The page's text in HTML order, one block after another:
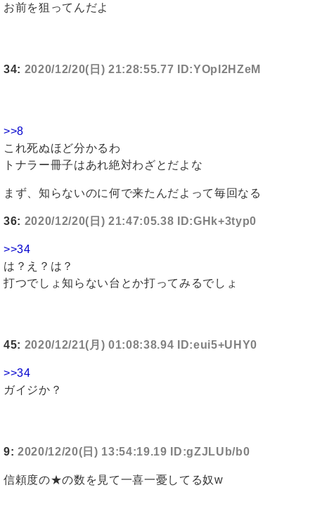
お前を狙ってんだよ
34: 2020/12/20(日) 21:28:55.77 ID:YOpI2HZeM
>>8
これ死ぬほど分かるわ
トナラー冊子はあれ絶対わざとだよな
まず、知らないのに何で来たんだよって毎回なる
36: 2020/12/20(日) 21:47:05.38 ID:GHk+3typ0
>>34
は？え？は？
打つでしょ知らない台とか打ってみるでしょ
45: 2020/12/21(月) 01:08:38.94 ID:eui5+UHY0
>>34
ガイジか？
9: 2020/12/20(日) 13:54:19.19 ID:gZJLUb/b0
信頼度の★の数を見て一喜一憂してる奴w